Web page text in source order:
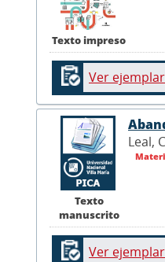
Texto impreso
Ver
Texto
manuscrito
Leal,
Ver